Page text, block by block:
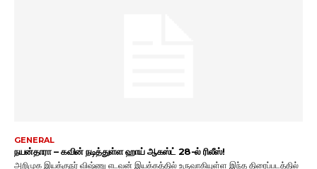
GENERAL
நயன்தாரா – கவின் நடித்துள்ள ஹாய் ஆகஸ்ட் 28-ல் ரிலீஸ்!
அறிமுக இயக்குநர் விஷ்ணு எடவன் இயக்கத்தில் உருவாகியுள்ள இந்த திரைப்படத்தில்